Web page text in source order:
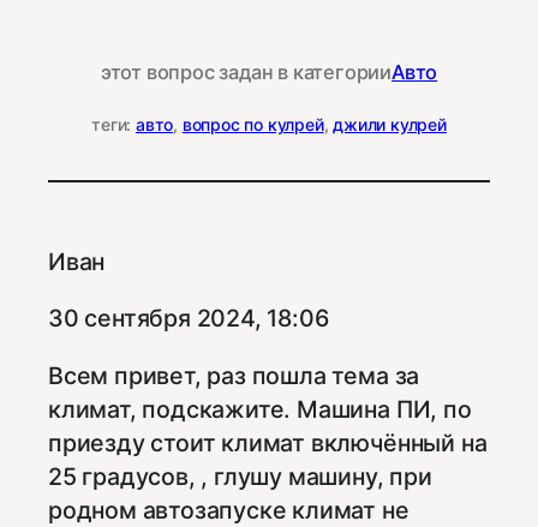
этот вопрос задан в категорииАвто
теги: авто, вопрос по кулрей, джили кулрей
Иван
30 сентября 2024, 18:06
Всем привет, раз пошла тема за
климат, подскажите. Машина ПИ, по
приезду стоит климат включённый на
25 градусов, , глушу машину, при
родном автозапуске климат не